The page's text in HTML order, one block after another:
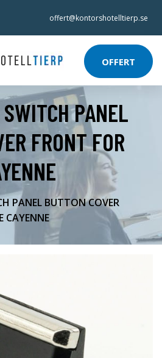
offert@kontorshotelltierp.se
OFFERT
PANEL
FRONT FOR
PANEL BUTTON COVER
CAYENNE